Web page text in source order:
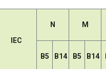
IEC
N M
B5 B14 B5 B14